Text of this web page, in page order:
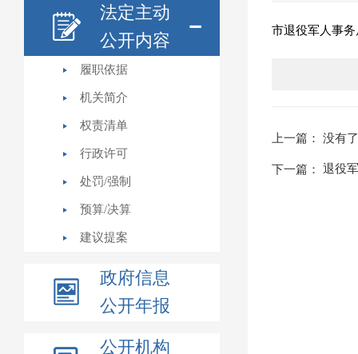
法定主动
公开内容
履职依据
机关简介
权责清单
行政许可
处罚/强制
预算/决算
建议提案
政府信息
公开年报
公开机构
市退役军人事
上一篇： 没有了
下一篇： 退役